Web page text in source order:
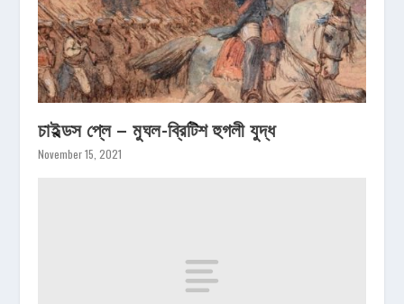
চাইল্ডস প্লে – মুঘল-ব্রিটিশ হুগলী যুদ্ধ
November 15, 2021